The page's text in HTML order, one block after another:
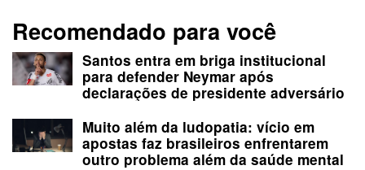
Recomendado para você
Santos entra em briga institucional
para defender Neymar após
declarações de presidente adversário
Muito além da ludopatia: vício em
apostas faz brasileiros enfrentarem
outro problema além da saúde mental